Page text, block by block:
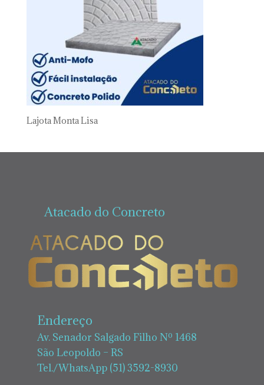
Lajota Monta Lisa
Atacado do Concreto
Endereço
Av. Senador Salgado Filho Nº 1468
São Leopoldo – RS
Tel./WhatsApp (51) 3592-8930